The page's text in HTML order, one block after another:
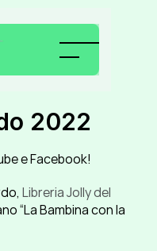
2022
e Facebook!
Libreria Jolly del
“La Bambina con la